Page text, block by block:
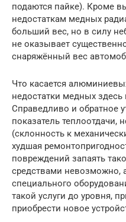
подаются пайке). Кроме
недостаткам медных
больший вес, но в силу
не оказывает
снаряжённый вес
Что касается
недостатки медных
Справедливо и обратное
показатель теплоотдачи,
(склонность к
худшая
повреждений запаять
средствами невозможно,
специального
такой услуги до уровня,
приобрести новое